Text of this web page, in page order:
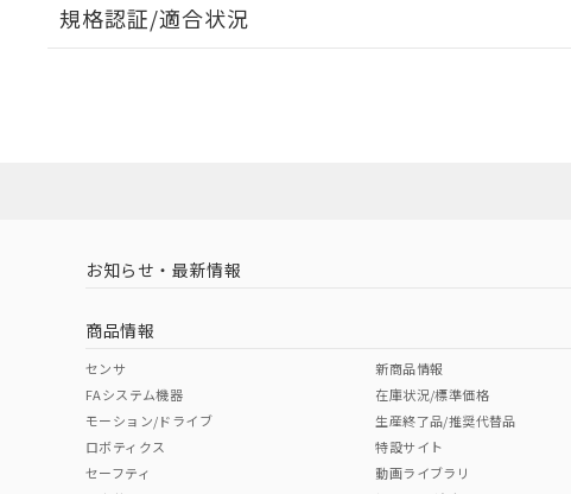
EU RoHS 注意事項・凡例
中国 RoHS 注意事項・凡例
中国 RoHS表
Pb Hg Cr(VI)
規格認証/適合状況
お知らせ・最新情報
商品情報
センサ
FAシステム機器
モーション/ドライブ
ロボティクス
セーフティ
新商品情報
在庫状況/標準価格
生産終了品/推奨代替品
特設サイト
動画ライブラリ